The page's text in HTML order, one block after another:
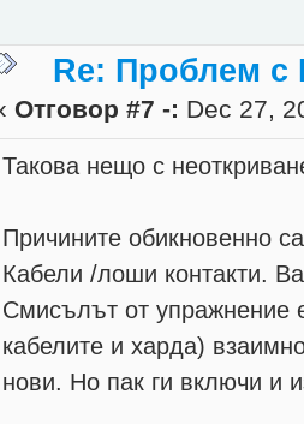
Re: Проблем с
Отговор #7 -: Dec 27,
Такова нещо с
Причините обикновенно
Кабели /лоши контакти.
Смисълът от упражнение
кабелите и харда)
нови. Но пак ги включи и